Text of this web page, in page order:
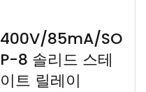
400V/85mA/SO
P-8 솔리드 스테
이트 릴레이